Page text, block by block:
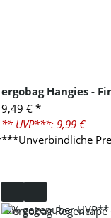
ergobag Hangies -
9,49 € *
** UVP***: 9,99 €
***Unverbindliche
-6%gegenüber UVP**